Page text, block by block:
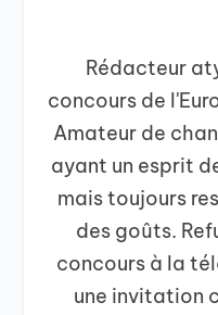
Rédacteur
concours de
Amateur de
ayant un esprit
mais toujours
des goûts.
concours à la
une invitation